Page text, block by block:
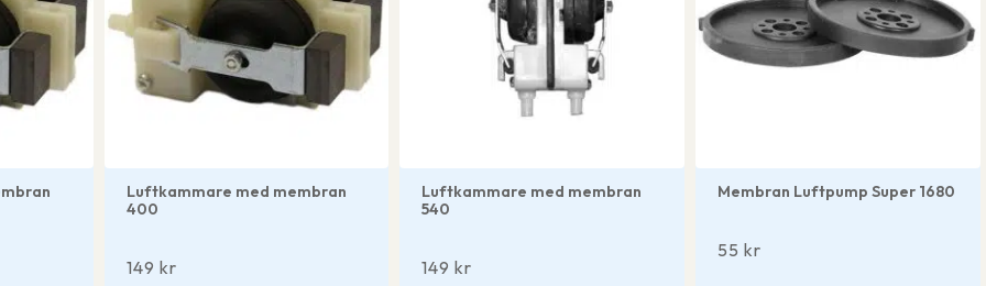
Luftkammare med membran
400
149 kr
Luftkammare med membran
540
149kr
Membran Luftpump Super 1680
55kr